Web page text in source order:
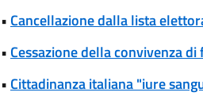
• Cancellazione dalla lista
• Cessazione della convivenza di
• Cittadinanza italiana "iure